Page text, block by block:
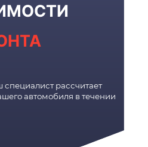
специалист рассчитает
автомобиля в течении